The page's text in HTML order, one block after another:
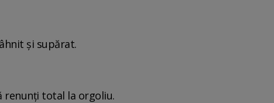
și supărat.
renunți total la orgoliu.